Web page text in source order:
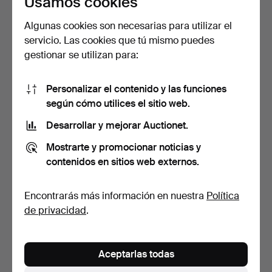
PLATO ISLÁMICO
KUTAHYA.
Vendido
432 USD
ALEXANDER DANEL. UN
GATO GORDO DE GRES
3 pujas
41 USD
Algunas cookies son necesarias para utilizar el
servicio. Las cookies que tú mismo puedes
gestionar se utilizan para:
Personalizar el contenido y las funciones
según cómo utilices el sitio web.
Desarrollar y mejorar Auctionet.
Mostrarte y promocionar noticias y
contenidos en sitios web externos.
Encontrarás más información en nuestra Política
de privacidad.
Aceptarlas todas